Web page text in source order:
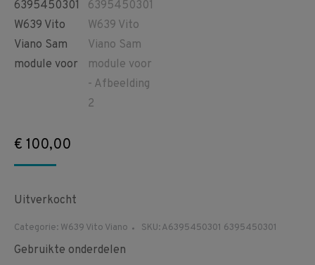
€ 100,00
Uitverkocht
Categorie: W639 Vito Viano SKU:A6395450301 6395450301
Gebruikte onderdelen